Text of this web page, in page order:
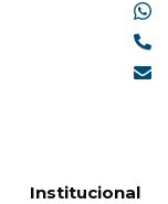
Institucional